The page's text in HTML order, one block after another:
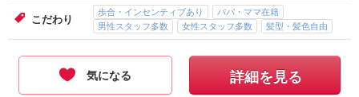
こだわり
歩合・インセンティブあり
パパ・ママ在籍
男性スタッフ多数
女性スタッフ多数 髪型・髪色自由
気になる 詳細を見る